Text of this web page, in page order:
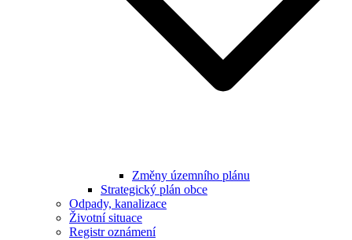
Změny územního plánu
Strategický plán obce
Odpady, kanalizace
Životní situace
Registr oznámení